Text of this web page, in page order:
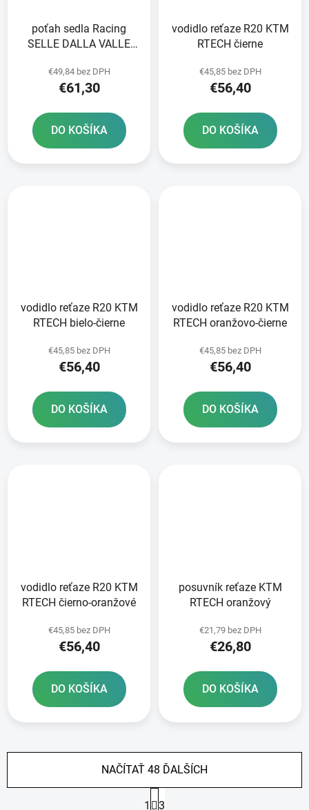
poťah sedla Racing
SELLE DALLA VALLE
€49,84 bez DPH
€61,30
DO KOŠÍKA
vodidlo reťaze R20 KTM
RTECH čierne
€45,85 bez DPH
€56,40
DO KOŠÍKA
vodidlo reťaze R20 KTM
RTECH bielo-čierne
€45,85 bez DPH
€56,40
DO KOŠÍKA
vodidlo reťaze R20 KTM
RTECH oranžovo-čierne
€45,85 bez DPH
€56,40
DO KOŠÍKA
vodidlo reťaze R20 KTM
RTECH čierno-oranžové
€45,85 bez DPH
€56,40
DO KOŠÍKA
posuvník reťaze KTM
RTECH oranžový
€21,79 bez DPH
€26,80
DO KOŠÍKA
NAČÍTAŤ 48 ĎALŠÍCH
t
1 3